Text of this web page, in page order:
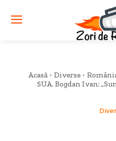
Acasă Diverse
SUA. Bogdan Ivan: